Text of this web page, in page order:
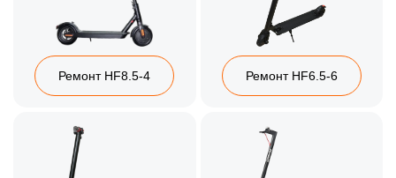
Ремонт HF8.5-4 Ремонт HF6.5-6